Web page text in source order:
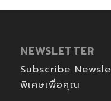
NEWSLETTER
Subscribe
พิเศษเพื่อคุณ